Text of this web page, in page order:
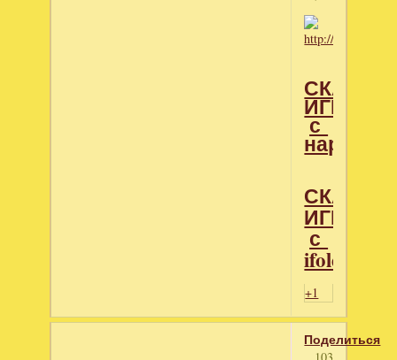
ИГРУ
с
народ
ИГРУ
с
ifolder
+1
Поделиться
103